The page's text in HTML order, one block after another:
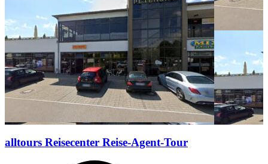
alltours Reisecenter Reise-Agent-Tour